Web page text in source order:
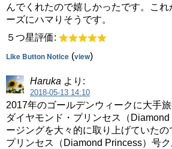
んでくれたので嬉しかったです。こ
ーズにハマりそうです。
５つ星評価:
Like Button Notice (view)
Haruka より:
2018-05-13 14:10
2017年のゴールデンウィークに大手
ダイヤモンド・プリンセス（
ージングを大々的に取り上げていたの
プリンセス（Diamond Princess）号